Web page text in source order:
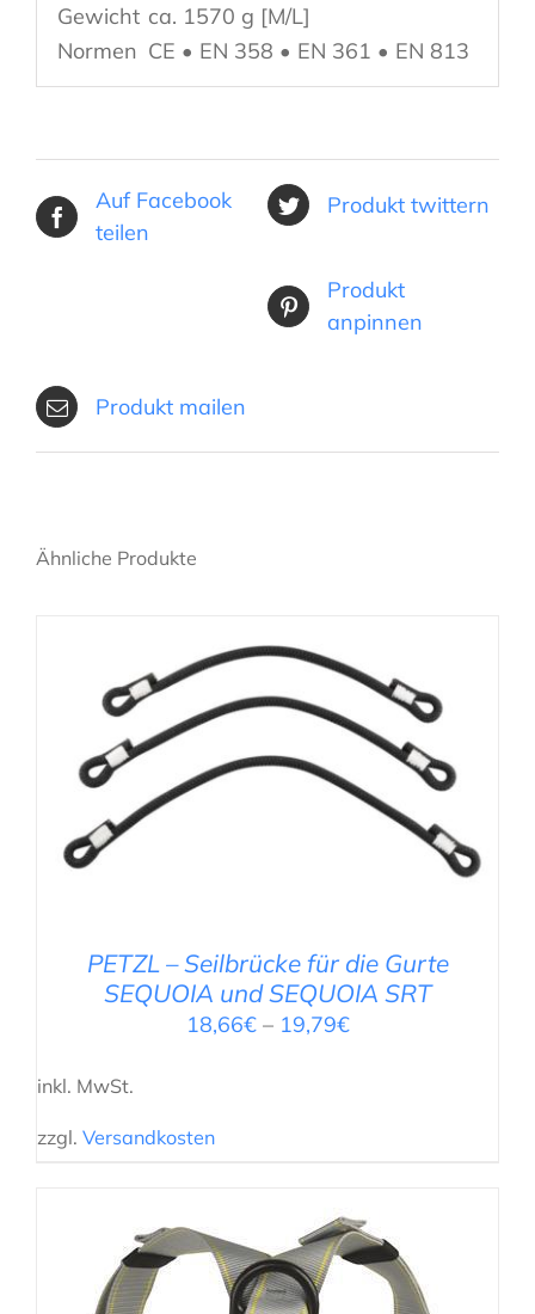
Gewicht ca. 1570 g [M/L]
Normen CE • EN 358 • EN 361 • EN 813
Auf Facebook
teilen
Produkt twittern
Produkt
anpinnen
Produkt mailen
Ähnliche Produkte
AUSFÜHRUNG WÄHLEN / DETAILS
PETZL – Seilbrücke für die Gurte
SEQUOIA und SEQUOIA SRT
18,66€– 19,79€
inkl. MwSt.
zzgl. Versandkosten